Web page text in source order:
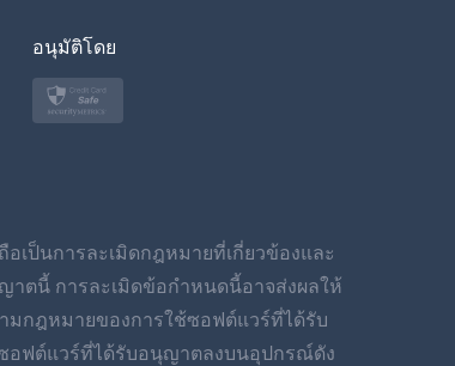
ภาษาไทย
โปแลนด์
สวีเดน
ภาษาไทย
อนุมัติโดย
ป็นการละเมิดกฎหมายที่เกี่ยวข้องและ
ตนี้ การละเมิดข้อกำหนดนี้อาจส่งผลให้
มกฎหมายของการใช้ซอฟต์แวร์ที่ได้รับ
อฟต์แวร์ที่ได้รับอนุญาตลงบนอุปกรณ์ดัง